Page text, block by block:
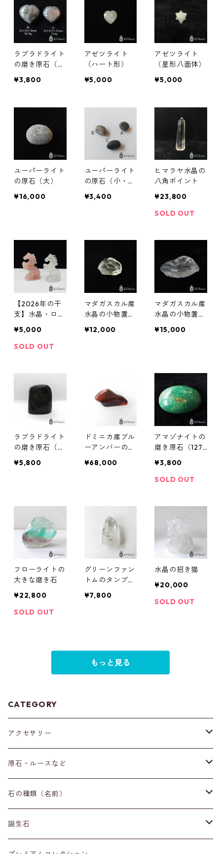
ラブラドライト
の磨き原石（ハ
¥3,800
アゼツライト
（ハート形）
¥5,000
アゼツライト
（星形八面体）
¥5,000
ユーパーライト
の原石（大）
¥16,000
ユーパーライト
の原石（小・全
¥3,400
ヒマラヤ水晶の
八角ポイント
¥23,800
SOLD OUT
【2026年の干
支】水晶・ロー
¥5,000
SOLD OUT
マダガスカル産
水晶の小物置き
¥12,000
マダガスカル産
水晶の小物置き
¥15,000
ラブラドライト
の磨き原石（2
¥5,800
ドミニカ産ブル
ーアンバーの原
¥68,000
アマゾナイトの
磨き原石（127.
¥3,800
SOLD OUT
フローライトの
大きな磨き石
¥22,800
SOLD OUT
グリーンファン
トムのタンブル
¥7,800
水晶の招き猫
¥20,000
SOLD OUT
もっと見る
CATEGORY
アクセサリー
ブレスレット
イヤリング・ピアス
ネックレス・ペンダントトップ
原石・ルースなど
原石
丸玉
石の種類（名前）
ア行
アイオライト
誕生石